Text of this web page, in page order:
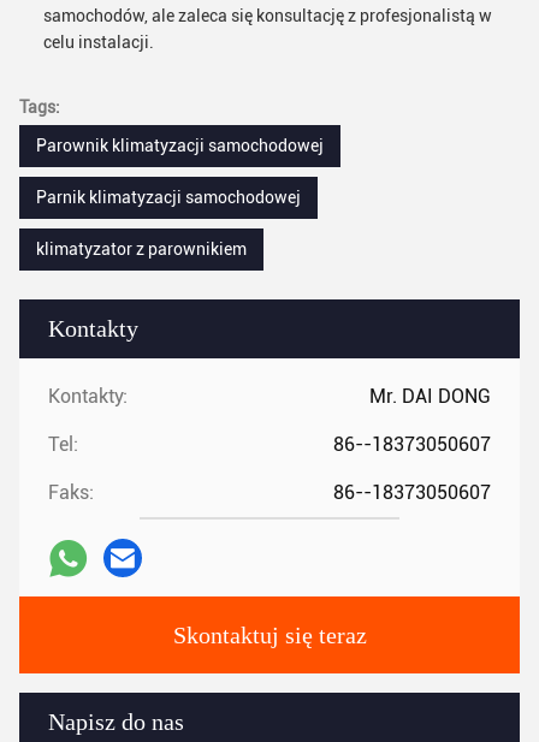
Kontakty
Kontakty: Mr. DAI DONG
Tel: 86--18373050607
Faks: 86--18373050607
Skontaktuj się teraz
Napisz do nas
samochodów, ale zaleca się konsultację z profesjonalistą w
celu instalacji.
Tags:
Parownik klimatyzacji samochodowej
Parnik klimatyzacji samochodowej
klimatyzator z parownikiem